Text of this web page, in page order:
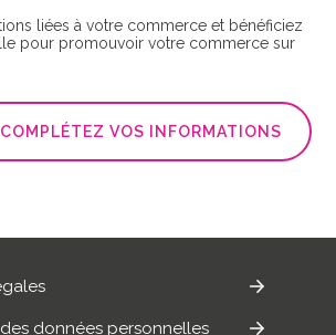
liées à votre commerce et bénéficiez
pour promouvoir votre commerce sur
VOS INFORMATIONS
données personnelles